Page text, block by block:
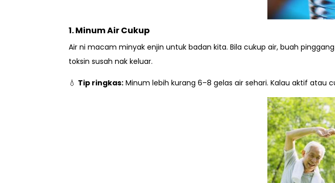
1. Minum Air Cukup
Air ni macam minyak enjin untuk badan kita. Bila cukup air, buah
toksin susah nak keluar.
💧 Tip ringkas: Minum lebih kurang 6–8 gelas air sehari. Kalau aktif atau